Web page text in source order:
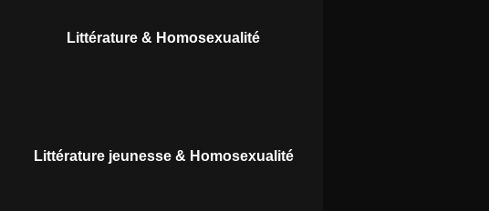
Littérature & Homosexualité
Littérature jeunesse & Homosexualité